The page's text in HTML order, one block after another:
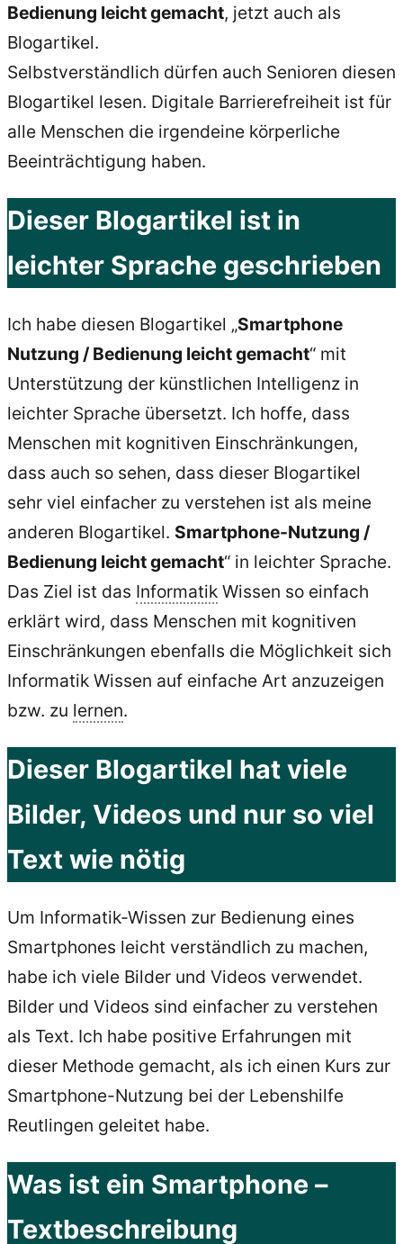
Bedienung leicht gemacht, jetzt auch als
Blogartikel.
Selbstverständlich dürfen auch Senioren diesen
Blogartikel lesen. Digitale Barrierefreiheit ist für
alle Menschen die irgendeine körperliche
Beeinträchtigung haben.
Dieser Blogartikel ist in
leichter Sprache geschrieben
Ich habe diesen Blogartikel „Smartphone
Nutzung / Bedienung leicht gemacht“ mit
Unterstützung der künstlichen Intelligenz in
leichter Sprache übersetzt. Ich hoffe, dass
Menschen mit kognitiven Einschränkungen,
dass auch so sehen, dass dieser Blogartikel
sehr viel einfacher zu verstehen ist als meine
anderen Blogartikel. Smartphone-Nutzung /
Bedienung leicht gemacht“ in leichter Sprache.
Das Ziel ist das Informatik Wissen so einfach
erklärt wird, dass Menschen mit kognitiven
Einschränkungen ebenfalls die Möglichkeit sich
Informatik Wissen auf einfache Art anzuzeigen
bzw. zu lernen.
Dieser Blogartikel hat viele
Bilder, Videos und nur so viel
Text wie nötig
Um Informatik-Wissen zur Bedienung eines
Smartphones leicht verständlich zu machen,
habe ich viele Bilder und Videos verwendet.
Bilder und Videos sind einfacher zu verstehen
als Text. Ich habe positive Erfahrungen mit
dieser Methode gemacht, als ich einen Kurs zur
Smartphone-Nutzung bei der Lebenshilfe
Reutlingen geleitet habe.
Was ist ein Smartphone –
Textbeschreibung